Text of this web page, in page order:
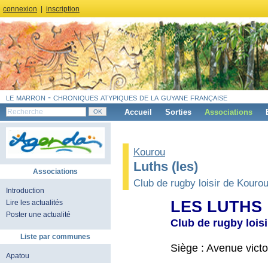
connexion inscription
le marron - chroniques atypiques de la guyane française
Accueil Sorties Associations
Associations
Introduction
Lire les actualités
Poster une actualité
Liste par communes
Apatou
Kourou
Luths (les)
Club de rugby loisir de Kourou
LES LUTHS
Club de rugby
Siège : Avenue